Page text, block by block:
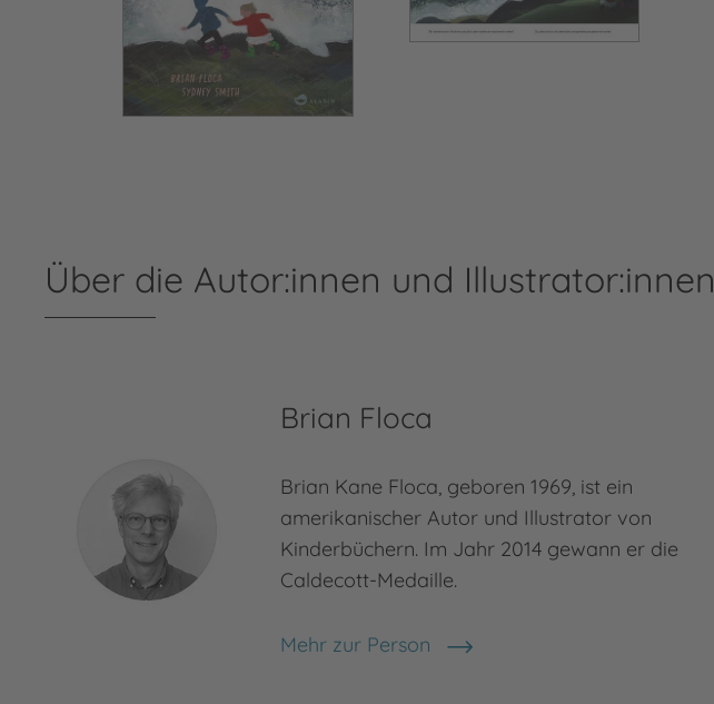
Über die Autor:innen und Illustrator:innen
Brian Floca
Brian Kane Floca, geboren 1969, ist ein
amerikanischer Autor und Illustrator von
Kinderbüchern. Im Jahr 2014 gewann er die
Caldecott-Medaille.
Mehr zur Person
Brian Floca